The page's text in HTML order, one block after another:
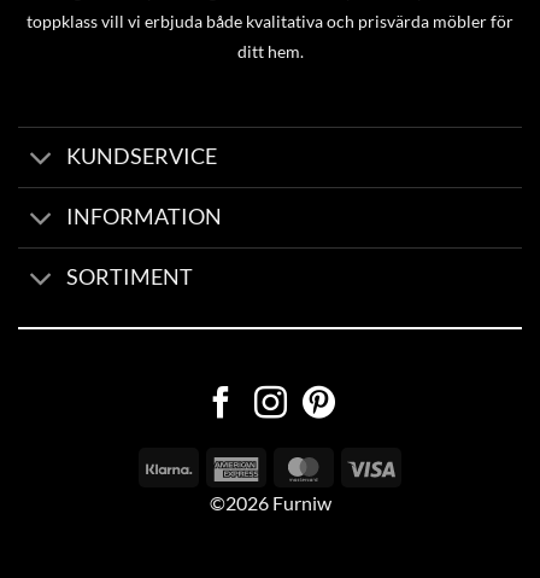
toppklass vill vi erbjuda både kvalitativa och prisvärda möbler för
ditt hem.
KUNDSERVICE
INFORMATION
SORTIMENT
©2026 Furniw